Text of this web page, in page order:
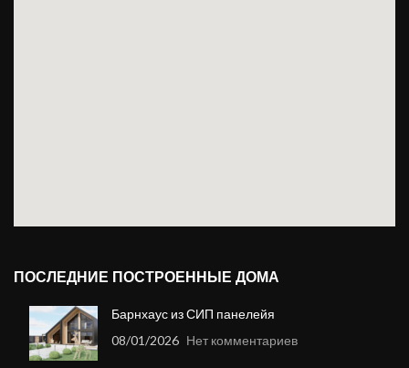
ПОСЛЕДНИЕ ПОСТРОЕННЫЕ ДОМА
Барнхаус из СИП панелейя
08/01/2026 Нет комментариев